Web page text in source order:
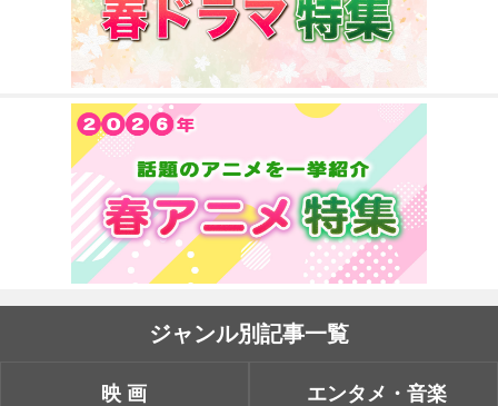
ジャンル別記事一覧
映画 エンタメ・音楽